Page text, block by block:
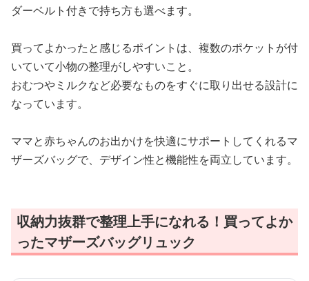
ダーベルト付きで持ち方も選べます。
買ってよかったと感じるポイントは、複数のポケットが付
いていて小物の整理がしやすいこと。
おむつやミルクなど必要なものをすぐに取り出せる設計に
なっています。
ママと赤ちゃんのお出かけを快適にサポートしてくれるマ
ザーズバッグで、デザイン性と機能性を両立しています。
収納力抜群で整理上手になれる！買ってよか
ったマザーズバッグリュック